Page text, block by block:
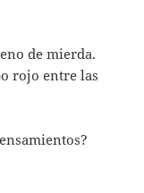
de mierda.
rojo entre las